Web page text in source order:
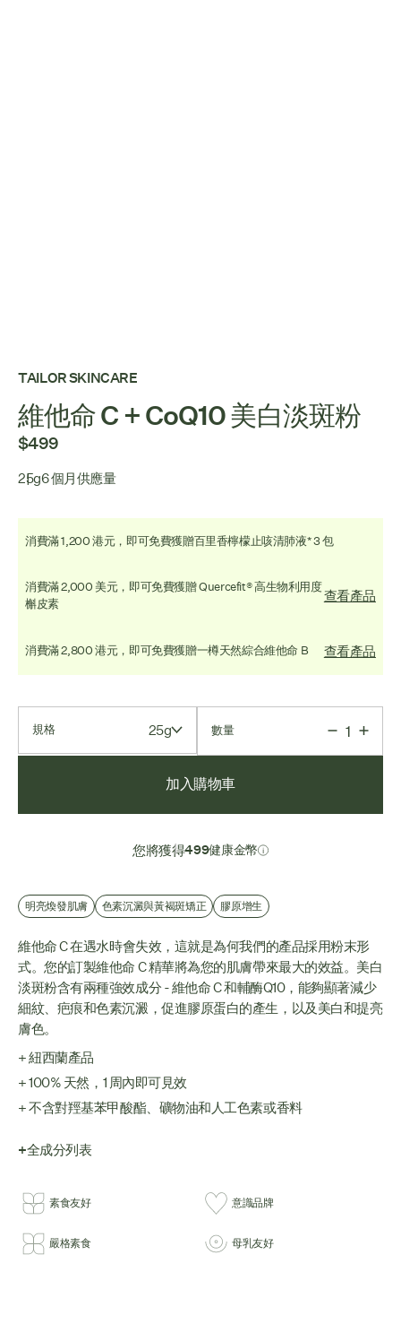
TAILOR SKINCARE
維他命 C + CoQ10 美白淡斑粉
$499
25g6 個月供應量
明亮煥發肌膚 色素沉澱與黃褐斑矯正 膠原增生
維他命 C 在遇水時會失效，這就是為何我們的產品採用粉末形
式。您的訂製維他命 C 精華將為您的肌膚帶來最大的效益。美白
淡斑粉含有兩種強效成分 - 維他命 C 和輔酶Q10，能夠顯著減少
細紋、疤痕和色素沉澱，促進膠原蛋白的產生，以及美白和提亮
膚色。
+ 紐西蘭產品
+ 100% 天然，1 周內即可見效
+ 不含對羥基苯甲酸酯、礦物油和人工色素或香料
+全成分列表
素食友好
嚴格素食
意識品牌
母乳友好
消費滿 1,200 港元，即可免費獲贈百里香檸檬止咳清肺液* 3 包
消費滿 2,000 美元，即可免費獲贈 Quercefit® 高生物利用度
槲皮素
查看產品
消費滿 2,800 港元，即可免費獲贈一樽天然綜合維他命 B 查看產品
規格 25g 數量
加入購物車
您將獲得499健康金幣